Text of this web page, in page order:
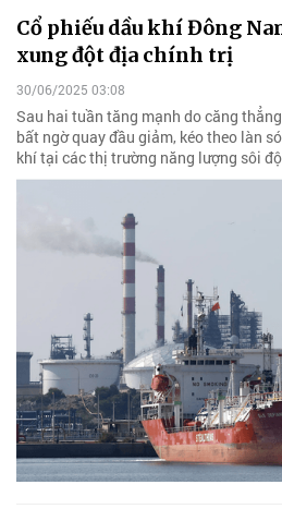
Cổ phiếu dầu khí Đông
xung đột địa chính trị
30/06/2025 03:08
Sau hai tuần tăng mạnh do căng
bất ngờ quay đầu giảm, kéo theo làn
khí tại các thị trường năng lượng sôi